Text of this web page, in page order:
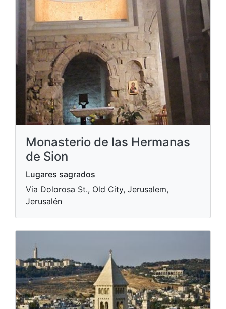
Monasterio de las Hermanas
de Sion
Lugares sagrados
Via Dolorosa St., Old City, Jerusalem,
Jerusalén